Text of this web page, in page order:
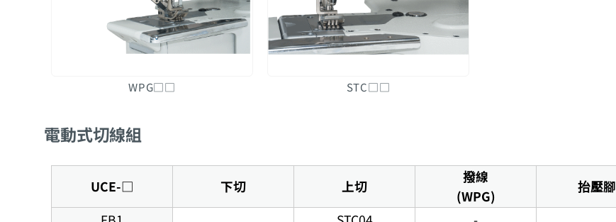
WPG□□ STC□□
電動式切線組
UCE-□ 下切 上切
撥線
(WPG)
抬壓腳